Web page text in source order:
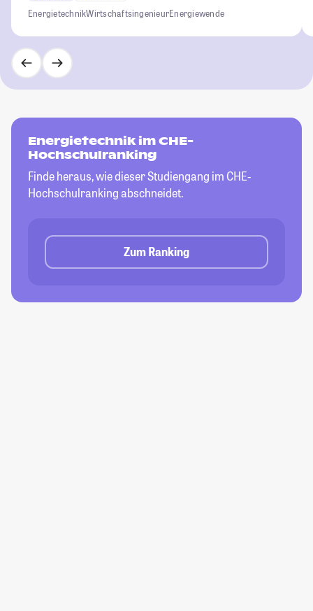
EnergietechnikWirtschaftsingenieurEnergiewende
Energietechnik im CHE-
Hochschulranking
Finde heraus, wie dieser Studiengang im CHE-
Hochschulranking abschneidet.
Zum Ranking